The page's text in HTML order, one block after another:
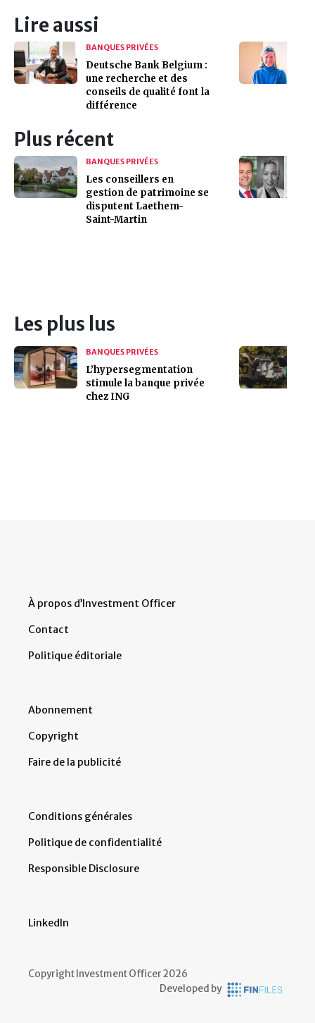
Lire aussi
BANQUES PRIVÉES
Deutsche Bank Belgium :
une recherche et des
conseils de qualité font la
différence
Plus récent
BANQUES PRIVÉES
Les conseillers en
gestion de patrimoine se
disputent Laethem-
Saint-Martin
Les plus lus
BANQUES PRIVÉES
L’hypersegmentation
stimule la banque privée
chez ING
À propos d’Investment Officer
Contact
Politique éditoriale
Abonnement
Copyright
Faire de la publicité
Conditions générales
Politique de confidentialité
Responsible Disclosure
LinkedIn
Copyright Investment Officer 2026
Developed by